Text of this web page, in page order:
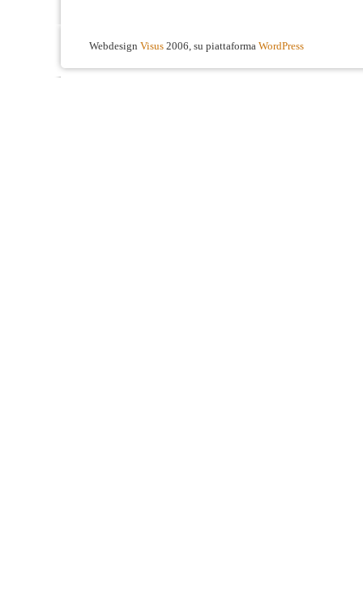
Webdesign Visus 2006, su piattaforma WordPress